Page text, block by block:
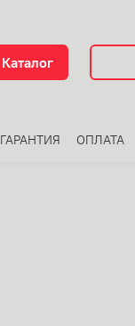
Каталог
ГАРАНТИЯ ОПЛАТА